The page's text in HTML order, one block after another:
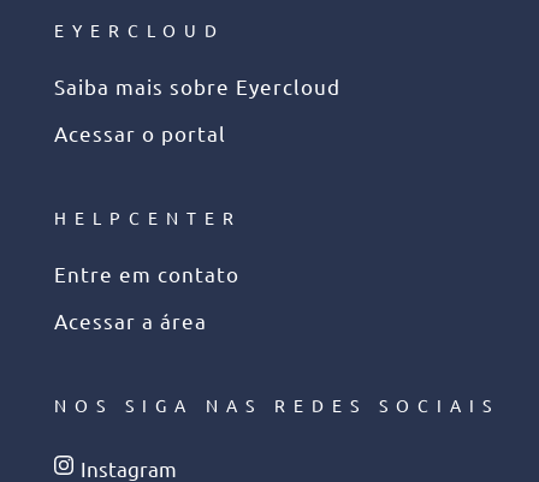
EYERCLOUD
Saiba mais sobre Eyercloud
Acessar o portal
HELPCENTER
Entre em contato
Acessar a área
NOS SIGA NAS REDES SOCIAIS
Instagram